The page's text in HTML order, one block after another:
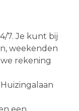
7. Je kunt bij
weekenden
rekening